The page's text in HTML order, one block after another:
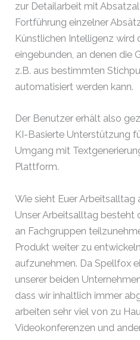
zur Detailarbeit mit
Fortführung einzelner
Künstlichen Intelligenz wird
eingebunden, an denen die
z.B. aus bestimmten
automatisiert werden kann.
Der Benutzer erhält also
KI-Basierte Unterstützung
Umgang mit
Plattform.
Wie sieht Euer Arbeitsalltag
Unser Arbeitsalltag besteht
an Fachgruppen
Produkt weiter zu
aufzunehmen. Da Spellfox
unserer beiden
dass wir inhaltlich immer
arbeiten sehr viel von zu
Videokonferenzen und